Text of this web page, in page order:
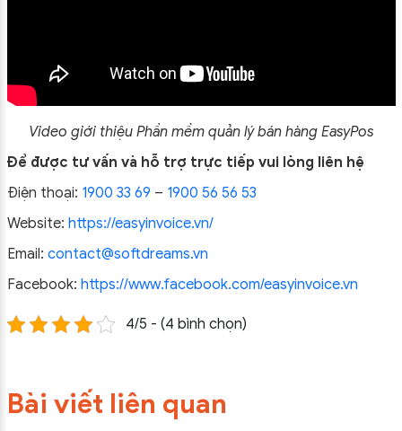
Video giới thiệu Phần mềm quản lý bán hàng EasyPos
Để được tư vấn và hỗ trợ trực tiếp vui lòng liên hệ
Điện thoại: 1900 33 69 – 1900 56 56 53
Website: https://easyinvoice.vn/
Email: contact@softdreams.vn
Facebook: https://www.facebook.com/easyinvoice.vn
4/5 - (4 bình chọn)
Bài viết liên quan